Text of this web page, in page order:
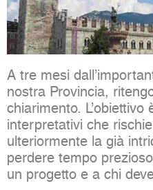
A tre mesi
nostra Provincia,
chiarimento.
interpretativi che
ulteriormente la già
perdere tempo
un progetto e a chi